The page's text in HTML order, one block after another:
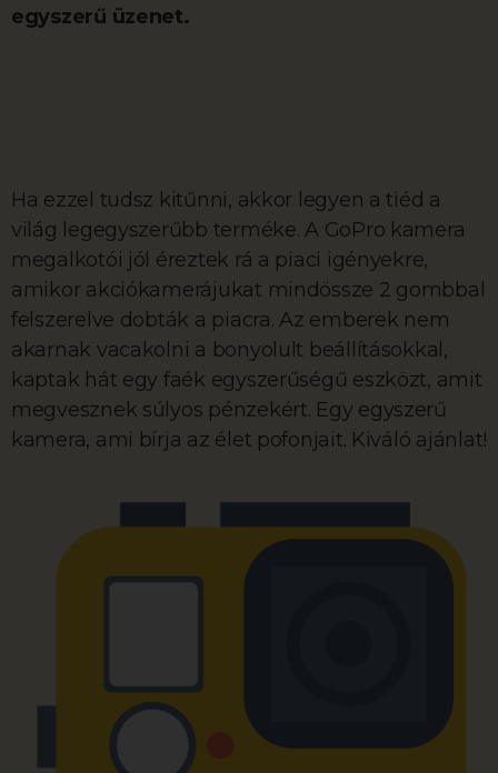
egyszerű üzenet.
Ha ezzel tudsz kitűnni, akkor legyen a tiéd a
világ legegyszerűbb terméke. A GoPro kamera
megalkotói jól éreztek rá a piaci igényekre,
amikor akciókamerájukat mindössze 2 gombbal
felszerelve dobták a piacra. Az emberek nem
akarnak vacakolni a bonyolult beállításokkal,
kaptak hát egy faék egyszerűségű eszközt, amit
megvesznek súlyos pénzekért. Egy egyszerű
kamera, ami bírja az élet pofonjait. Kiváló ajánlat!